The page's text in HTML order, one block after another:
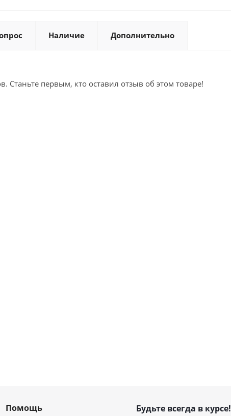
Наличие Дополнительно
Станьте первым, кто оставил отзыв об этом товаре!
Помощь Будьте всегда в курсе!